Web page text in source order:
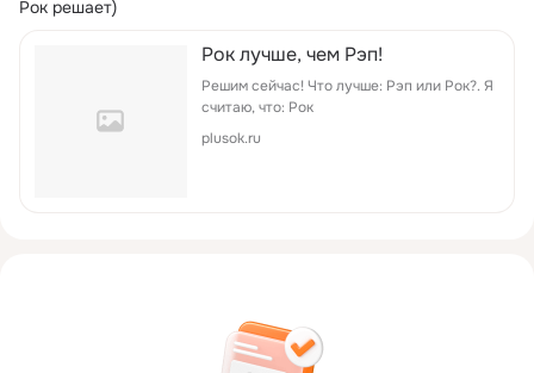
Рок решает)
Рок лучше, чем Рэп!
Решим сейчас! Что лучше: Рэп или Рок?. Я
считаю, что: Рок
plusok.ru